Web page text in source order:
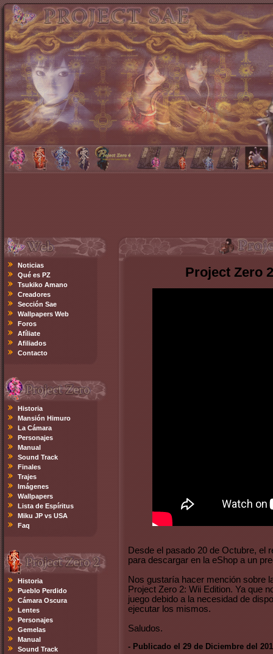
Noticias
Qué es PZ
Tsukiko Amano
Creadores
Sección Sae
Wallpapers Web
Foros
Afíliate
Afiliados
Contacto
Historia
Mansión Himuro
La Cámara
Personajes
Manual
Sound Track
Finales
Trajes
Imágenes
Wallpapers
Lista de Espíritus
Miku JP vs USA
Faq
Historia
Pueblo Perdido
Cámara Oscura
Lentes
Personajes
Gemelas
Manual
Sound Track
Project Zero
Desde el pasado 20 de Octubre, el
para descargar en la eShop a un
Nos gustaría hacer mención sobre
Project Zero 2: Wii Edition. Ya que
juego debido a la necesidad de
ejecutar los mismos.
Saludos.
- Publicado el 29 de Diciembre del